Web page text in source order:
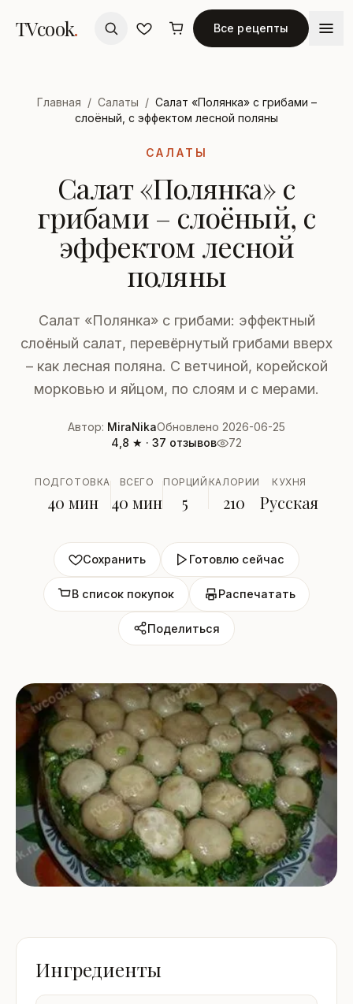
TVcook. Все рецепты
Главная / Салаты / Салат «Полянка» с грибами –
слоёный, с эффектом лесной поляны
САЛАТЫ
Салат «Полянка» с
грибами – слоёный, с
эффектом лесной
поляны
Салат «Полянка» с грибами: эффектный
слоёный салат, перевёрнутый грибами вверх
– как лесная поляна. С ветчиной, корейской
морковью и яйцом, по слоям и с мерами.
Автор: MiraNikaОбновлено 2026-06-25
4,8 ★ · 37 отзывов
72
ПОДГОТОВКА
40 мин
ВСЕГО
40 мин
ПОРЦИЙ
5
КАЛОРИИ
210
КУХНЯ
Русская
Сохранить Готовлю сейчас
В список покупок Распечатать
Поделиться
Ингредиенты